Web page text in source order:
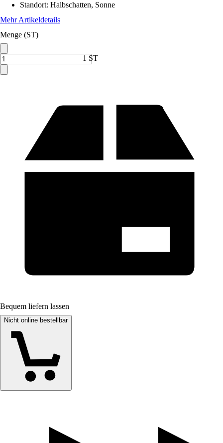
Standort: Halbschatten, Sonne
Mehr Artikeldetails
Menge (ST)
1 ST
Bequem liefern lassen
Nicht online bestellbar